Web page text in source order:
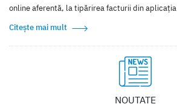
online aferentă, la tipărirea facturii din aplicația
Citește mai mult
NOUTATE